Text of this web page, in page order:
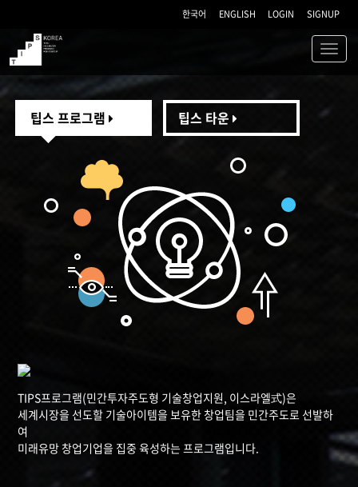
한국어 ENGLISH LOGIN SIGNUP
TIPS
팁스 프로그램 팁스 타운
TIPS프로그램(민간투자주도형 기술창업지원, 이스라엘式)은
세계시장을 선도할 기술아이템을 보유한 창업팀을 민간주도로 선발하
여
미래유망 창업기업을 집중 육성하는 프로그램입니다.